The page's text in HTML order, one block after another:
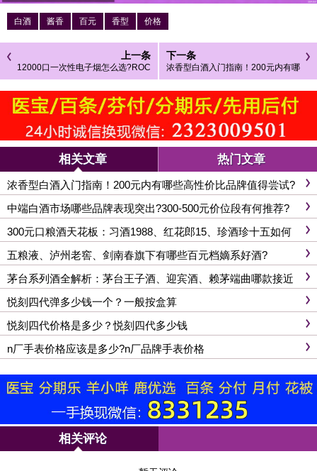
白酒 酱香 百元 香型 价格
上一条
12000口一次性电子烟怎么选?ROC
KET小火箭深度评测与购买建议
下一条
浓香型白酒入门指南！200元内有哪
些高性价比品牌值得尝试?
相关文章 热门文章
浓香型白酒入门指南！200元内有哪些高性价比品牌值得尝试?
中端白酒市场哪些品牌表现突出?300-500元价位段有何推荐?
300元口粮酒天花板：习酒1988、红花郎15、珍酒珍十五如何
选?
五粮液、泸州老窖、剑南春旗下有哪些百元档嫡系好酒?
茅台系列酒全解析：茅台王子酒、迎宾酒、赖茅端曲哪款接近
飞天口感?
悦刻四代弹多少钱一个？一般按盒算
悦刻四代价格是多少？悦刻四代多少钱
n厂手表价格应该是多少?n厂品牌手表价格
相关评论